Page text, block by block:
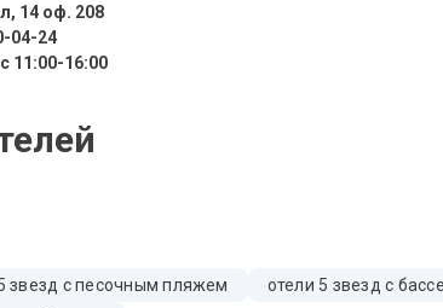
14 оф. 208
04-24
11:00-16:00
звезд с песочным пляжем
отели 5 звезд с